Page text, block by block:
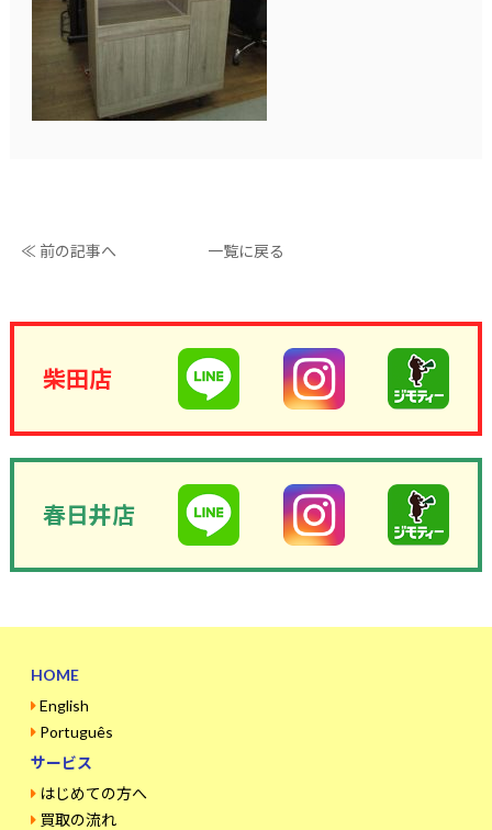
≪ 前の記事へ 一覧に戻る
柴田店
春日井店
HOME
English
Português
サービス
はじめての方へ
買取の流れ